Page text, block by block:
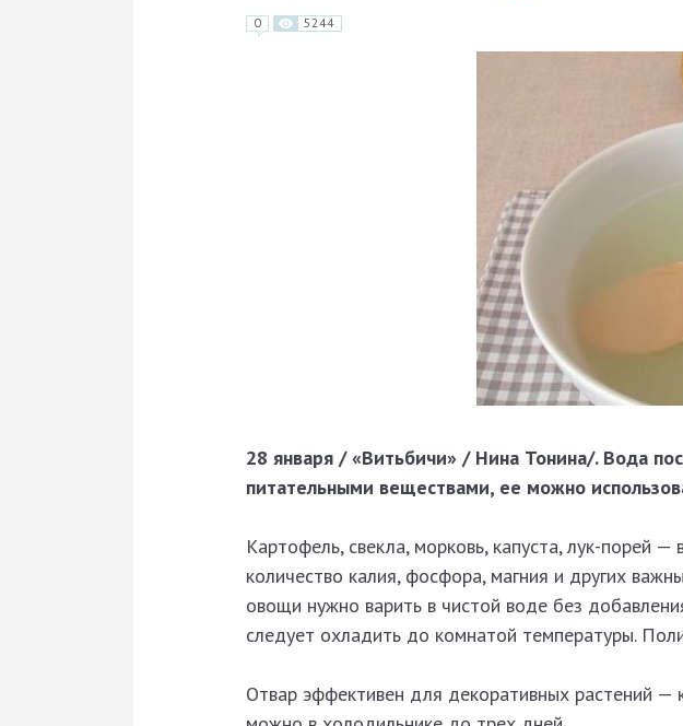
0 5244
28 января / «Витьбичи» / Нина Тонина/. Вода
питательными веществами, ее можно
Картофель, свекла, морковь, капуста, лук-порей
количество калия, фосфора, магния и других
овощи нужно варить в чистой воде без
следует охладить до комнатой температуры.
Отвар эффективен для декоративных растений —